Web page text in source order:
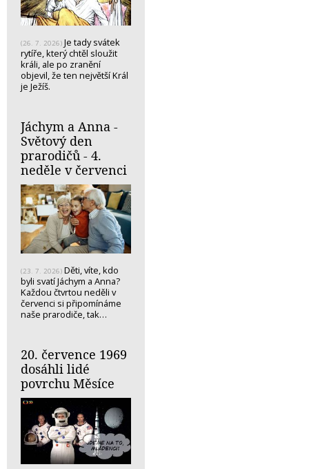
(26. 7. 2026) Je tady svátek
rytíře, který chtěl sloužit
králi, ale po zranění
objevil, že ten největší Král
je Ježíš.
Jáchym a Anna -
Světový den
prarodičů - 4.
neděle v červenci
(23. 7. 2026) Děti, víte, kdo
byli svatí Jáchym a Anna?
Každou čtvrtou neděli v
červenci si připomínáme
naše prarodiče, tak…
20. července 1969
dosáhli lidé
povrchu Měsíce